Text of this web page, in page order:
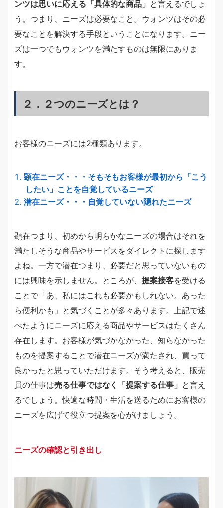
ンツは思いに応える「具体的な商品」 と言えるでしょ
う。つまり、ニーズは必要なこと。ウォンツはその必
要なことを解決する手段ということになります。ニー
ズは一つでもウォンツを満たすものは無限にありま
す。
２．２つのニーズとは？
お客様のニーズには2種類あります。
顕在ニーズ・・・そもそもお客様が最初から「こう
したい」ことを自覚しているニーズ
潜在ニーズ・・・自覚していない隠れたニーズ
顕在つまり、初めから明らかなニーズの場合はそれを
満たしそうな商品やサービスをダイレクトに探します
よね。一方で潜在つまり、必要だと思っていないもの
には興味を示しません。ところが、 提案接客を受ける
ことで「あ、私にはこれも必要かもしれない。あった
ら便利かも」と気づくことが多々あります。上記で述
べたようにニーズに応える商品やサービスはたくさん
存在します。お客様が気づかなかった、知らなかった
ものを提案することで潜在ニーズが満たされ、買って
良かったと思っていただけます。そう考えると、販売
員の仕事は売る仕事ではなく「提案する仕事」 と言え
るでしょう。快適な時間・生活を送るためにお客様の
ニーズを広げて役立つ提案を心がけましょう。
ニーズの確認と引き出し